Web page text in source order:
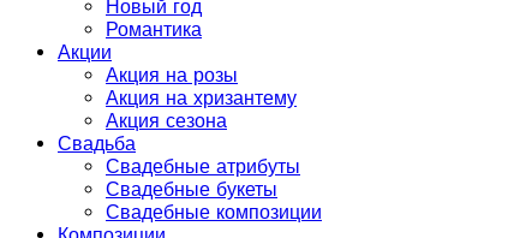
Новый год
Романтика
Акции
Акция на розы
Акция на хризантему
Акция сезона
Свадьба
Свадебные атрибуты
Свадебные букеты
Свадебные композиции